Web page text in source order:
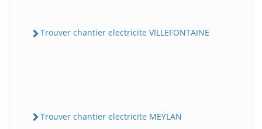
Trouver chantier electricite VILLEFONTAINE
Trouver chantier electricite MEYLAN